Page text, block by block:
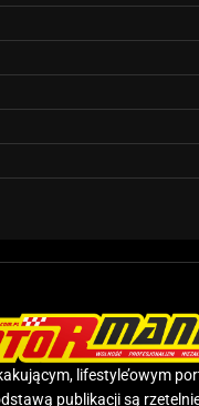
lifestyle’owym
publikacji są